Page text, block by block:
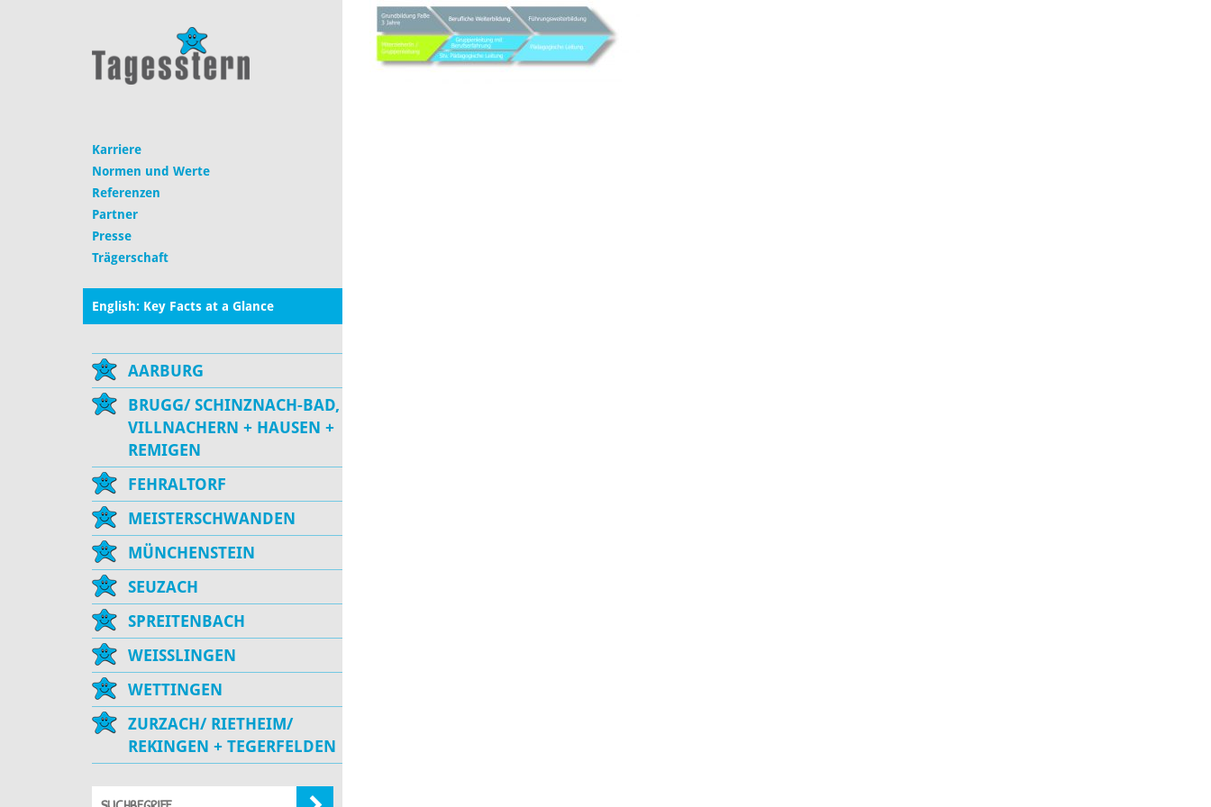
Karriere
Normen und Werte
Referenzen
Partner
Presse
Trägerschaft
English: Key Facts at a Glance
AARBURG
BRUGG/ SCHINZNACH-BAD,
VILLNACHERN + HAUSEN +
REMIGEN
FEHRALTORF
MEISTERSCHWANDEN
MÜNCHENSTEIN
SEUZACH
SPREITENBACH
WEISSLINGEN
WETTINGEN
ZURZACH/ RIETHEIM/
REKINGEN + TEGERFELDEN